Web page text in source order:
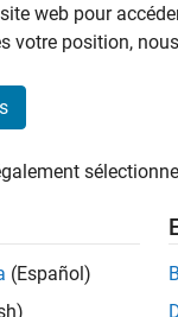
FILTRER
d'offre
Les
web pour
votre position,
(Español)